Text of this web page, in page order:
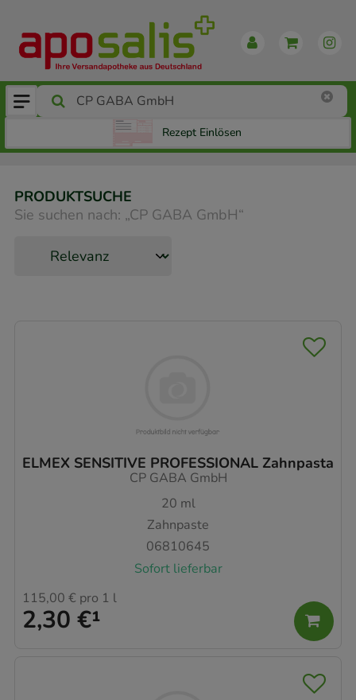
Rezept Einlösen
PRODUKTSUCHE
Sie suchen nach: „CP GABA GmbH“
ELMEX SENSITIVE PROFESSIONAL Zahnpasta
CP GABA GmbH
20 ml
Zahnpaste
06810645
Sofort lieferbar
2,30 €¹
115,00 € pro 1 l